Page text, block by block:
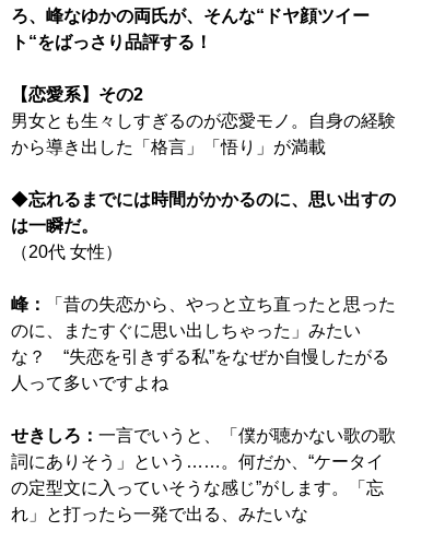
ろ、峰なゆかの両氏が、そんな“ドヤ顔ツイー
ト“をばっさり品評する！
【恋愛系】その2
男女とも生々しすぎるのが恋愛モノ。自身の経験
から導き出した「格言」「悟り」が満載
◆忘れるまでには時間がかかるのに、思い出すの
は一瞬だ。
（20代 女性）
峰：
「昔の失恋から、やっと立ち直ったと思った
のに、またすぐに思い出しちゃった」みたい
な？ “失恋を引きずる私”をなぜか自慢したがる
人って多いですよね
せきしろ： 一言でいうと、「僕が聴かない歌の歌
詞にありそう」という……。何だか、“ケータイ
の定型文に入っていそうな感じ”がします。「忘
れ」と打ったら一発で出る、みたいな